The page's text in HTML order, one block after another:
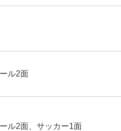
ル2面
ル2面、サッカー1面